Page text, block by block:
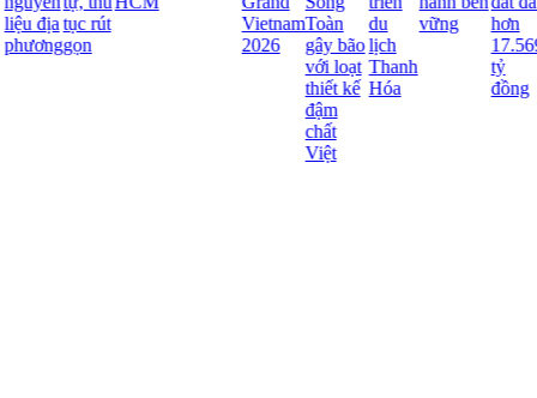
địatục rút
gọn
Vietnam
2026
Toàn
gây bão
với loạt
thiết kế
đậm
chất
Việt
du
lịch
Thanh
Hóa
vững
hơn
17.569
tỷ
đồng